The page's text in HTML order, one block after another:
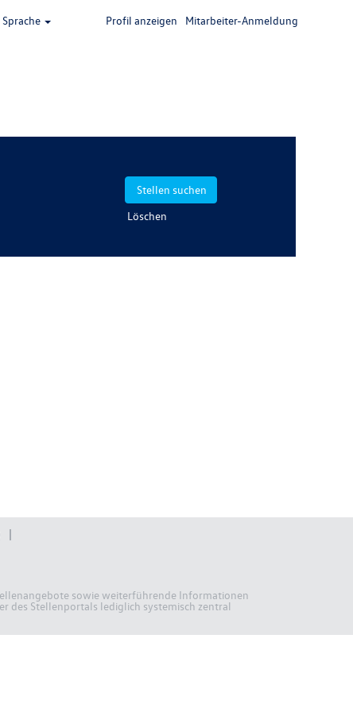
Sprache Profil anzeigen Mitarbeiter-Anmeldung
Löschen
sowie weiterführende Informationen
des Stellenportals lediglich systemisch zentral